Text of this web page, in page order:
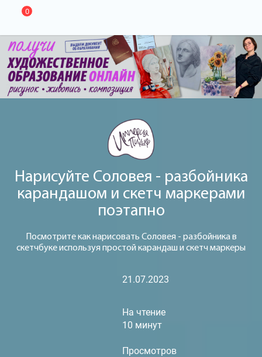
0
Нарисуйте Соловея - разбойника
карандашом и скетч маркерами
поэтапно
Посмотрите как нарисовать Соловея - разбойника в
скетчбуке используя простой карандаш и скетч маркеры
21.07.2023
На чтение
10 минут
Просмотров